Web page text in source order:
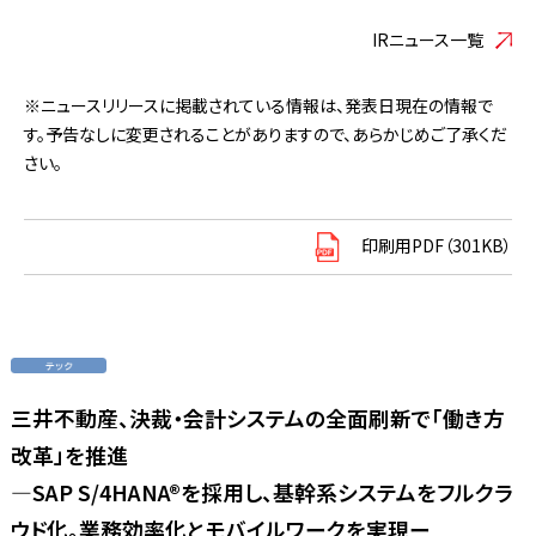
IRニュース一覧
※ニュースリリースに掲載されている情報は、発表日現在の情報で
す。予告なしに変更されることがありますので、あらかじめご了承くだ
さい。
印刷用PDF（301KB）
三井不動産、決裁・会計システムの全面刷新で「働き方
改革」を推進
―SAP S/4HANA®を採用し、基幹系システムをフルクラ
ウド化。業務効率化とモバイルワークを実現ー